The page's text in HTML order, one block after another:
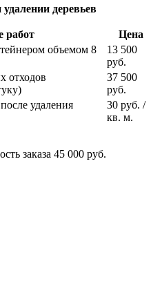
деревьев
работ
Цена
объемом 8
13 500
руб.
отходов
37 500
руб.
удаления
30 руб. /
кв. м.
заказа 45 000 руб.